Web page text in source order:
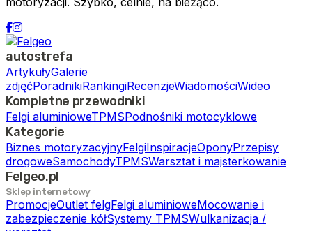
autostrefa
ArtykułyGalerie
zdjęćPoradnikiRankingiRecenzjeWiadomościWideo
Kompletne przewodniki
Felgi aluminioweTPMSPodnośniki motocyklowe
Kategorie
Biznes motoryzacyjnyFelgiInspiracjeOponyPrzepisy
drogoweSamochodyTPMSWarsztat i majsterkowanie
Felgeo.pl
Sklep internetowy
PromocjeOutlet felgFelgi aluminioweMocowanie i
zabezpieczenie kółSystemy TPMSWulkanizacja /